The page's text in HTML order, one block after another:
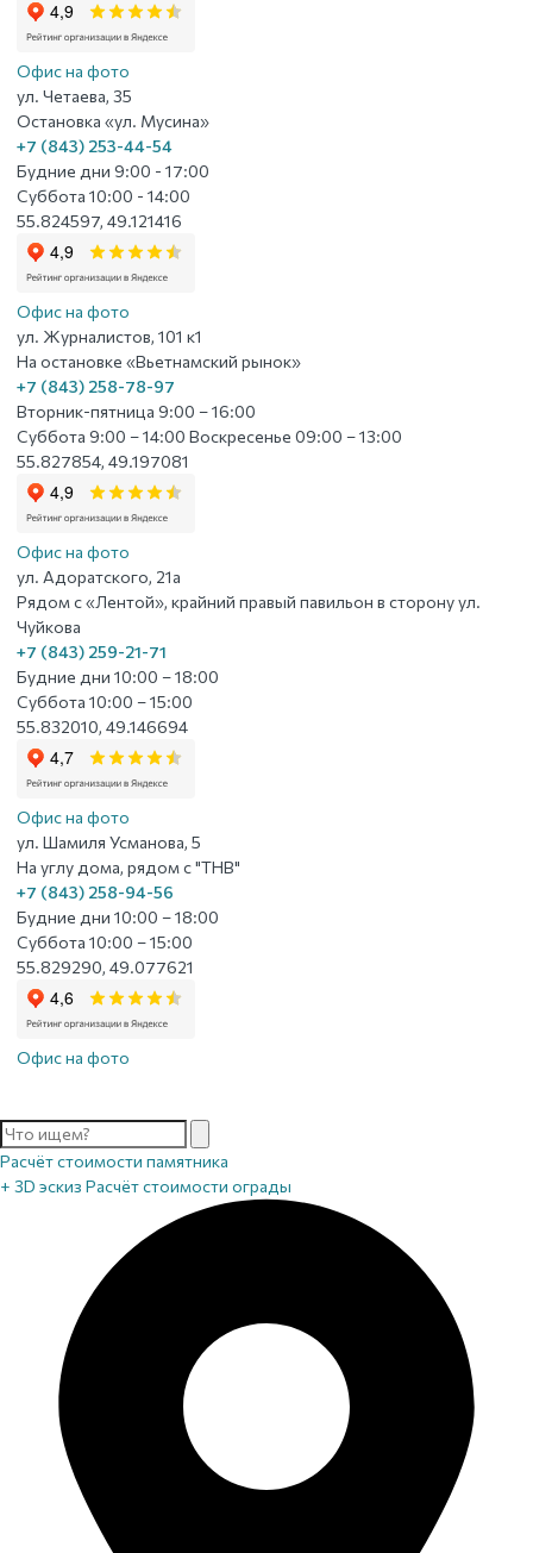
Офис на фото
ул. Четаева, 35
Остановка «ул. Мусина»
+7 (843) 253-44-54
Будние дни 9:00 - 17:00
Суббота 10:00 - 14:00
55.824597, 49.121416
Офис на фото
ул. Журналистов, 101 к1
На остановке «Вьетнамский рынок»
+7 (843) 258-78-97
Вторник-пятница 9:00 – 16:00
Суббота 9:00 – 14:00 Воскресенье 09:00 – 13:00
55.827854, 49.197081
Офис на фото
ул. Адоратского, 21а
Рядом с «Лентой», крайний правый павильон в сторону ул.
Чуйкова
+7 (843) 259-21-71
Будние дни 10:00 – 18:00
Суббота 10:00 – 15:00
55.832010, 49.146694
Офис на фото
ул. Шамиля Усманова, 5
На углу дома, рядом с "ТНВ"
+7 (843) 258-94-56
Будние дни 10:00 – 18:00
Суббота 10:00 – 15:00
55.829290, 49.077621
Офис на фото
Расчёт стоимости памятника
+ 3D эскиз Расчёт стоимости ограды